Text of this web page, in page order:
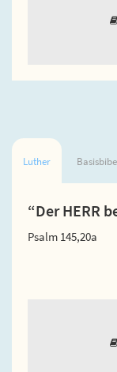
Luther
“Der HERR
Psalm 145,20a